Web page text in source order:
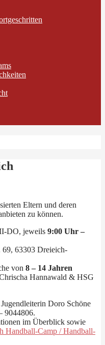
Eltern und deren
zu können.
DO, jeweils 9:00 Uhr –
69, 63303 Dreieich-
von 8 – 14 Jahren
Hannawald & HSG
Doro Schöne
9044806.
im Überblick sowie
Handball-Camp / Handball-